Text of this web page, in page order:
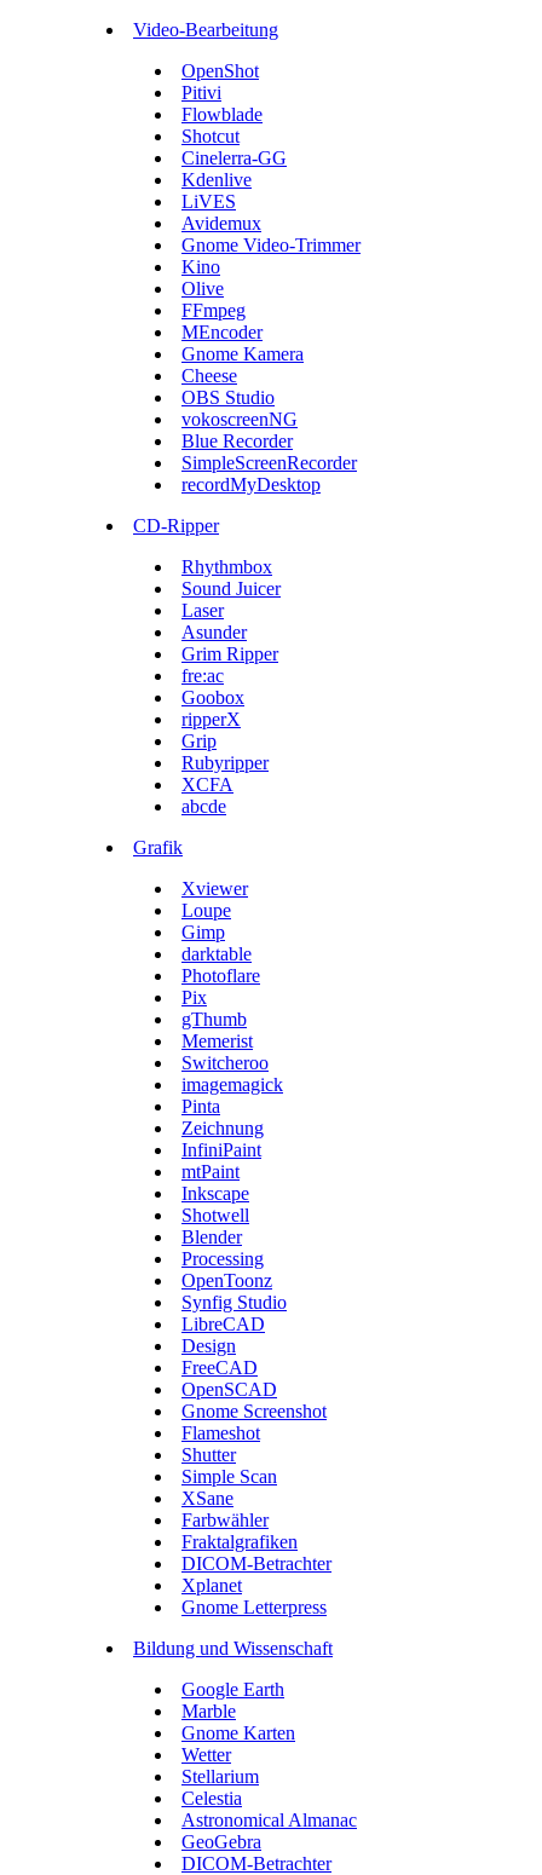
Video-Bearbeitung
OpenShot
Pitivi
Flowblade
Shotcut
Cinelerra-GG
Kdenlive
LiVES
Avidemux
Gnome Video-Trimmer
Kino
Olive
FFmpeg
MEncoder
Gnome Kamera
Cheese
OBS Studio
vokoscreenNG
Blue Recorder
SimpleScreenRecorder
recordMyDesktop
CD-Ripper
Rhythmbox
Sound Juicer
Laser
Asunder
Grim Ripper
fre:ac
Goobox
ripperX
Grip
Rubyripper
XCFA
abcde
Grafik
Xviewer
Loupe
Gimp
darktable
Photoflare
Pix
gThumb
Memerist
Switcheroo
imagemagick
Pinta
Zeichnung
InfiniPaint
mtPaint
Inkscape
Shotwell
Blender
Processing
OpenToonz
Synfig Studio
LibreCAD
Design
FreeCAD
OpenSCAD
Gnome Screenshot
Flameshot
Shutter
Simple Scan
XSane
Farbwähler
Fraktalgrafiken
DICOM-Betrachter
Xplanet
Gnome Letterpress
Bildung und Wissenschaft
Google Earth
Marble
Gnome Karten
Wetter
Stellarium
Celestia
Astronomical Almanac
GeoGebra
DICOM-Betrachter